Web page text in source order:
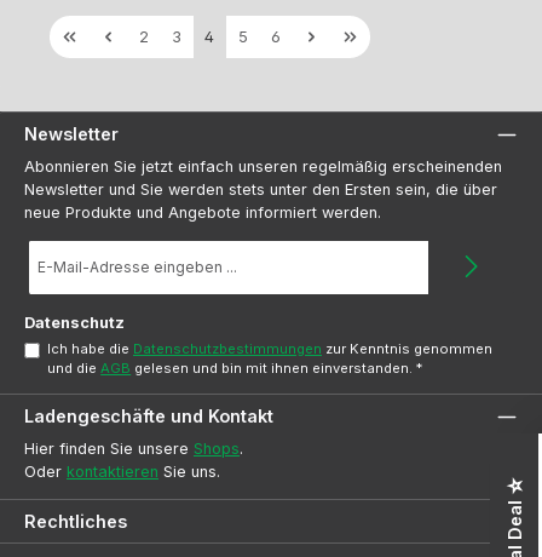
Seite
2 Seite
3 Seite
4 Seite
5 Seite
6
Newsletter
Abonnieren Sie jetzt einfach unseren regelmäßig erscheinenden
Newsletter und Sie werden stets unter den Ersten sein, die über
neue Produkte und Angebote informiert werden.
Mail-
Datenschutz
Ich habe die Datenschutzbestimmungen zur Kenntnis genommen
und dieAGB gelesen und bin mit ihnen einverstanden.*
Ladengeschäfte und Kontakt
Hier finden Sie unsere Shops.
Oder kontaktieren Sie uns.
Rechtliches